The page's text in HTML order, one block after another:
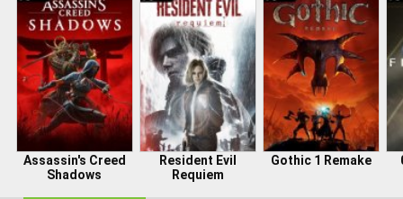
Assassin's Creed
Shadows
Resident Evil
Requiem
Gothic 1 Remake